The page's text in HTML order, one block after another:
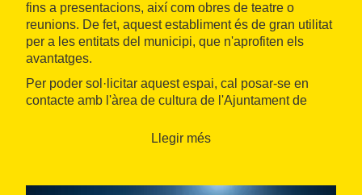
fins a presentacions, així com obres de teatre o
reunions. De fet, aquest establiment és de gran utilitat
per a les entitats del municipi, que n'aprofiten els
avantatges.
Per poder sol·licitar aquest espai, cal posar-se en
contacte amb l'àrea de cultura de l'Ajuntament de
Llegir més